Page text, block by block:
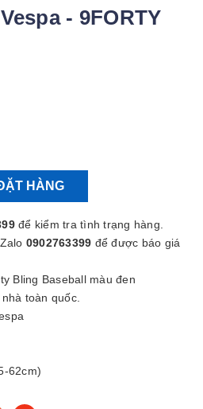
- 9FORTY
HÀNG
để kiểm tra tình trạng hàng.
0902763399 để được báo giá
Bling Baseball màu đen
toàn quốc.
62cm)